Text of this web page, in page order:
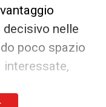
nelle
poco spazio
interessate,